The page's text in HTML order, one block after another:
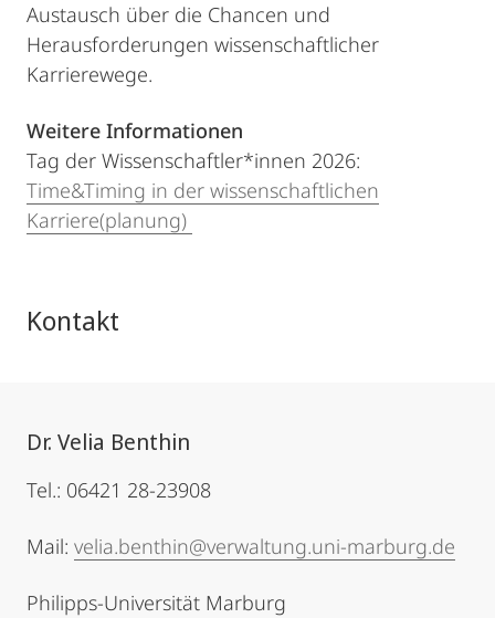
Austausch über die Chancen und
Herausforderungen wissenschaftlicher
Karrierewege.
Weitere Informationen
Tag der Wissenschaftler*innen 2026:
Time&Timing in der wissenschaftlichen
Karriere(planung)
Kontakt
Dr. Velia Benthin
Tel.: 06421 28-23908
Mail: velia.benthin@verwaltung.uni-marburg.de
Philipps-Universität Marburg